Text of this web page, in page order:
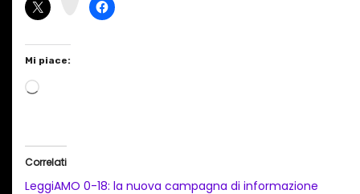
Mi piace:
C
Correlati
LeggiAMO 0-18: la nuova campagna di informazione